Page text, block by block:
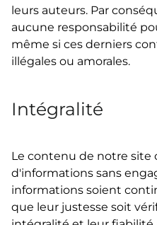
leurs auteurs. Par
aucune responsabilité
même si ces derniers
illégales ou amorales.
Intégralité
Le contenu de notre site
d'informations sans
informations soient
que leur justesse soit